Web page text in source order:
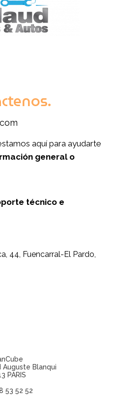
aquí para ayudarte
general o
técnico e
44, Fuencarral-El Pardo,
Blanqui
PARIS
53 52 52